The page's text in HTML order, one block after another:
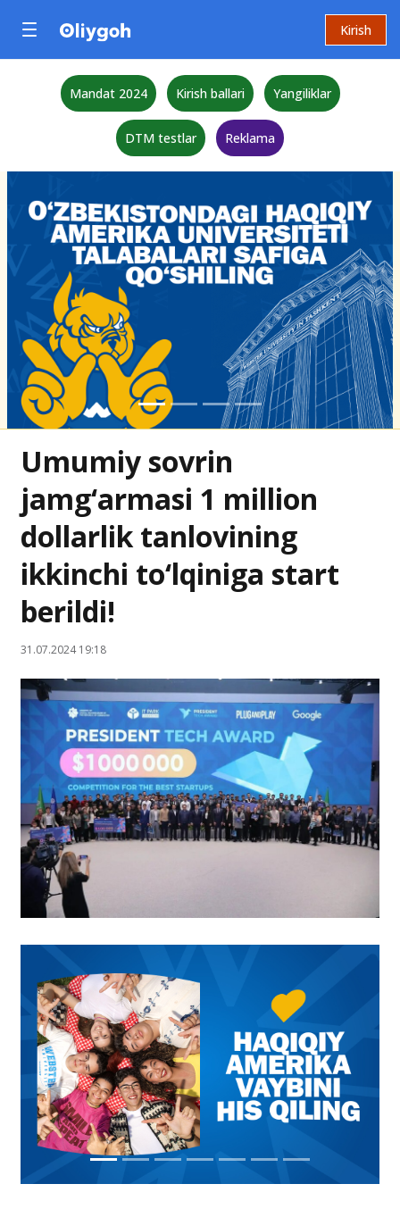
Kirish
Mandat 2024 Kirish ballari Yangiliklar
DTM testlar Reklama
Umumiy sovrin
jamg‘armasi 1 million
dollarlik tanlovining
ikkinchi to‘lqiniga start
berildi!
31.07.2024 19:18